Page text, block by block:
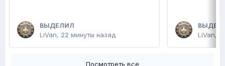
ВЫДЕЛИЛ
LiVan, 22 минуты назад LiVan,
Посмотреть все